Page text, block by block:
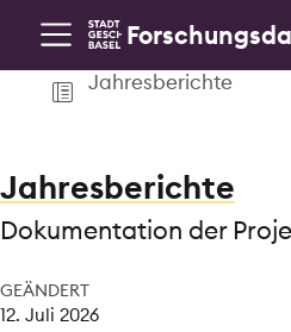
Jahresberichte
Jahresberichte
Dokumentation der
GEÄNDERT
12. Juli 2026